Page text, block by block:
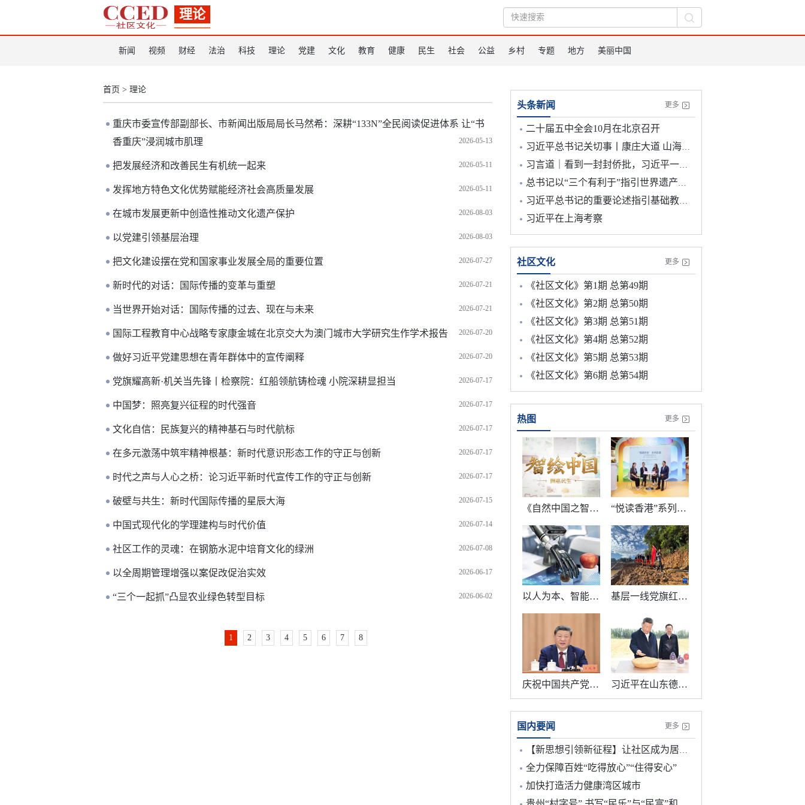
理论
新闻 视频 财经 法治 科技 理论 党建 文化 教育 健康 民生 社会 公益 乡村 专题 地方 美丽中国
首页 > 理论
重庆市委宣传部副部长、市新闻出版局局长马然希：深耕“133N”全民阅读促进体系 让“书
香重庆”浸润城市肌理
2026-05-13
把发展经济和改善民生有机统一起来 2026-05-11
发挥地方特色文化优势赋能经济社会高质量发展 2026-05-11
在城市发展更新中创造性推动文化遗产保护 2026-08-03
以党建引领基层治理 2026-08-03
把文化建设摆在党和国家事业发展全局的重要位置 2026-07-27
新时代的对话：国际传播的变革与重塑 2026-07-21
当世界开始对话：国际传播的过去、现在与未来 2026-07-21
国际工程教育中心战略专家康金城在北京交大为澳门城市大学研究生作学术报告 2026-07-20
做好习近平党建思想在青年群体中的宣传阐释 2026-07-20
党旗耀高新·机关当先锋丨检察院：红船领航铸检魂 小院深耕显担当 2026-07-17
中国梦：照亮复兴征程的时代强音 2026-07-17
文化自信：民族复兴的精神基石与时代航标 2026-07-17
在多元激荡中筑牢精神根基：新时代意识形态工作的守正与创新 2026-07-17
时代之声与人心之桥：论习近平新时代宣传工作的守正与创新 2026-07-17
破壁与共生：新时代国际传播的星辰大海 2026-07-15
中国式现代化的学理建构与时代价值 2026-07-14
社区工作的灵魂：在钢筋水泥中培育文化的绿洲 2026-07-08
以全周期管理增强以案促改促治实效 2026-06-17
“三个一起抓”凸显农业绿色转型目标 2026-06-02
1 2 3 4 5 6 7 8
头条新闻 更多
二十届五中全会10月在北京召开
习近平总书记关切事丨康庄大道 山海偕行
习言道｜看到一封封侨批，习近平一席话意味深长
总书记以“三个有利于”指引世界遗产申报保护
习近平总书记的重要论述指引基础教育改革发展开创新局面
习近平在上海考察
社区文化 更多
《社区文化》第1期 总第49期
《社区文化》第2期 总第50期
《社区文化》第3期 总第51期
《社区文化》第4期 总第52期
《社区文化》第5期 总第53期
《社区文化》第6期 总第54期
热图 更多
《自然中国之智绘中国》 第2集 图惠民生 “悦读香港”系列访谈亮相第36届香港书展
以人为本、智能向善 总书记引领推动这项“年轻的事业” 基层一线党旗红丨挺膺冲锋 同心战风雨
庆祝中国共产党成立105周年大会在京隆重举行 习近平在山东德州考察
国内要闻 更多
【新思想引领新征程】让社区成为居民最放心最安心的港湾
全力保障百姓“吃得放心”“住得安心”
加快打造活力健康湾区城市